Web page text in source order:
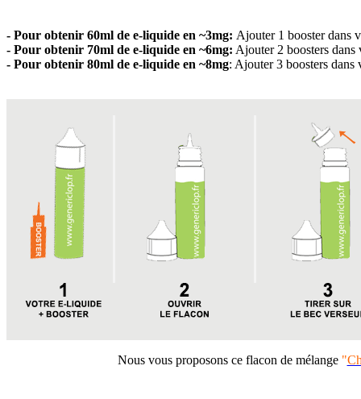
- Pour obtenir 60ml de e-liquide en ~3mg: Ajouter 1 booster dans
- Pour obtenir 70ml de e-liquide en ~6mg: Ajouter 2 boosters
- Pour obtenir 80ml de e-liquide en ~8mg: Ajouter 3 boosters
Nous vous proposons ce flacon de mélange "